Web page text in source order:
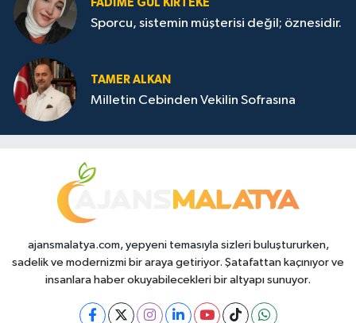
FADIME GÜL KIRTEKE
Sporcu, sistemin müşterisi değil; öznesidir.
TAMER ALKAN
Milletin Cebinden Vekilin Sofrasına
ajansmalatya.com, yepyeni temasıyla sizleri buluştururken,
sadelik ve modernizmi bir araya getiriyor. Şatafattan kaçınıyor ve
insanlara haber okuyabilecekleri bir altyapı sunuyor.